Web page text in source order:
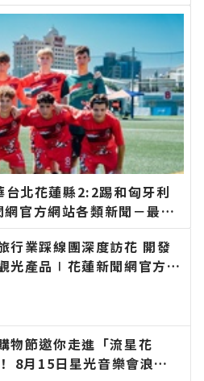
官方網站各類新聞－最快
的在地資訊！
行業踩線團深度訪花 開發
光產品∣花蓮新聞網官方網
物節邀你走進「流星花
8月15日星光音樂會浪漫